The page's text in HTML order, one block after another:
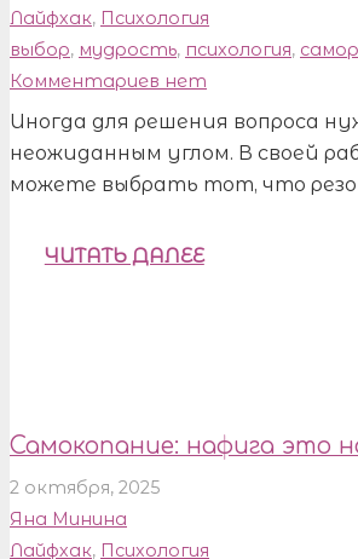
Лайфхак, Психология
выбор, мудрость, психология,
Комментариев нет
Иногда для решения вопроса
неожиданным углом. В своей
можете выбрать тот, что
ЧИТАТЬ ДАЛЕЕ
Самокопание: нафига это
2 октября, 2025
Яна Минина
Лайфхак, Психология